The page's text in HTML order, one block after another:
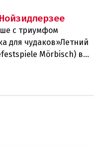
с триумфом
для чудаков»Летний
Mörbisch) в
прогрессивной